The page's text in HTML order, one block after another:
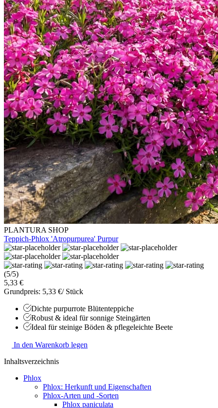
PLANTURA SHOP
Teppich-Phlox 'Atropurpurea' Purpur
(5/5)
5,33 €
Grundpreis: 5,33 €/ Stück
Dichte purpurrote Blütenteppiche
Robust & ideal für sonnige Steingärten
Ideal für steinige Böden & pflegeleichte Beete
In den Warenkorb legen
Inhaltsverzeichnis
Phlox
Phlox: Herkunft und Eigenschaften
Phlox-Arten und -Sorten
Phlox paniculata